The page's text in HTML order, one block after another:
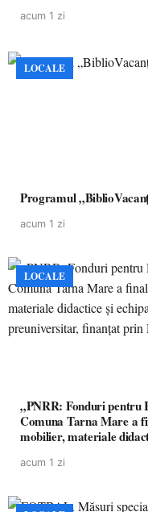
acum 1 zi
LOCALE
Programul
acum 1 zi
LOCALE
„PNRR: Fonduri pentru
Comuna Tarna Mare a
mobilier, materiale
acum 1 zi